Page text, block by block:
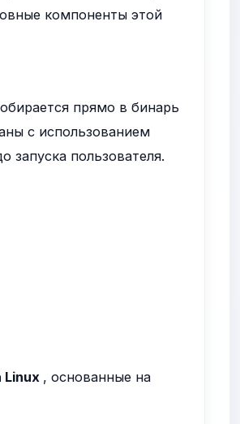
компоненты этой
прямо в бинарь
с использованием
запуска пользователя.
, основанные на